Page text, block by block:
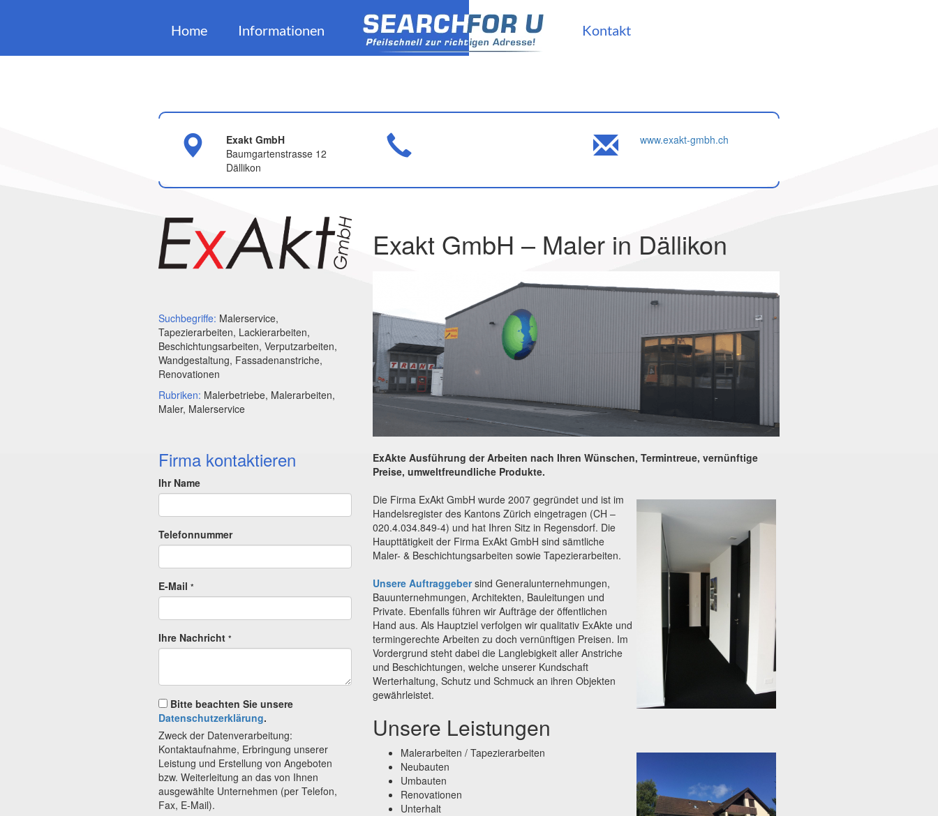
Home Informationen Kontakt
Exakt GmbH
Baumgartenstrasse 12
Dällikon
www.exakt-gmbh.ch
Suchbegriffe: Malerservice,
Tapezierarbeiten, Lackierarbeiten,
Beschichtungsarbeiten, Verputzarbeiten,
Wandgestaltung, Fassadenanstriche,
Renovationen
Rubriken: Malerbetriebe, Malerarbeiten,
Maler, Malerservice
Firma kontaktieren
Ihr Name
Telefonnummer
E-Mail *
Ihre Nachricht *
Bitte beachten Sie unsere
Datenschutzerklärung.
Zweck der Datenverarbeitung:
Kontaktaufnahme, Erbringung unserer
Leistung und Erstellung von Angeboten
bzw. Weiterleitung an das von Ihnen
ausgewählte Unternehmen (per Telefon,
Fax, E-Mail).
Exakt GmbH – Maler in Dällikon
ExAkte Ausführung der Arbeiten nach Ihren Wünschen, Termintreue, vernünftige
Preise, umweltfreundliche Produkte.
Die Firma ExAkt GmbH wurde 2007 gegründet und ist im
Handelsregister des Kantons Zürich eingetragen (CH –
020.4.034.849-4) und hat Ihren Sitz in Regensdorf. Die
Haupttätigkeit der Firma ExAkt GmbH sind sämtliche
Maler- & Beschichtungsarbeiten sowie Tapezierarbeiten.
Unsere Auftraggebersind Generalunternehmungen,
Bauunternehmungen, Architekten, Bauleitungen und
Private. Ebenfalls führen wir Aufträge der öffentlichen
Hand aus. Als Hauptziel verfolgen wir qualitativ ExAkte und
termingerechte Arbeiten zu doch vernünftigen Preisen. Im
Vordergrund steht dabei die Langlebigkeit aller Anstriche
und Beschichtungen, welche unserer Kundschaft
Werterhaltung, Schutz und Schmuck an ihren Objekten
gewährleistet.
Unsere Leistungen
Malerarbeiten / Tapezierarbeiten
Neubauten
Umbauten
Renovationen
Unterhalt